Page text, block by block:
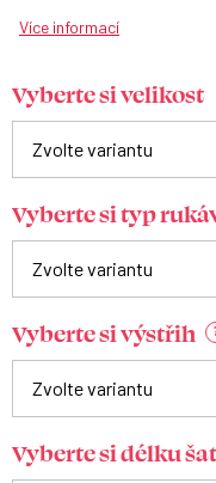
Více informací
Vyberte si velikost
Vyberte si typ
Vyberte si výstřih
Vyberte si délku